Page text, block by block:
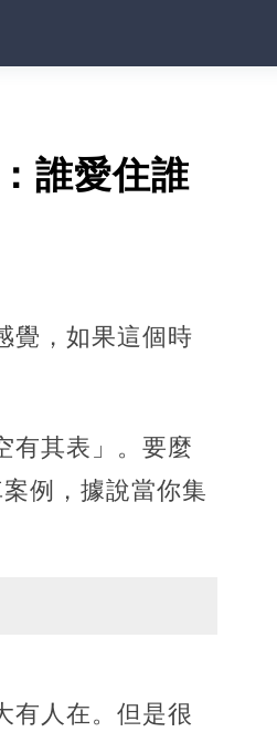
誰愛住誰
覺，如果這個時
有其表」。要麼
例，據說當你集
有人在。但是很